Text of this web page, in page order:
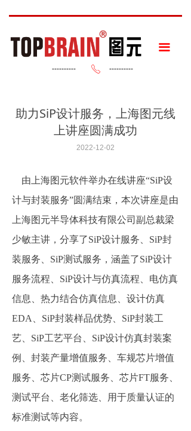
ꂅ
---------- ----------
끀
助力SiP设计服务，上海图元线
上讲座圆满成功
由上海图元软件举办在线讲座“SiP设
计与封装服务”圆满结束，本次讲座是由
上海图元半导体科技有限公司副总裁梁
少敏主讲，分享了SiP设计服务、SiP封
装服务、SiP测试服务，涵盖了SiP设计
服务流程、SiP设计与仿真流程、电仿真
信息、热力结合仿真信息、设计仿真
EDA、SiP封装样品优势、SiP封装工
艺、SiP工艺平台、SiP设计仿真封装案
例、封装产量增值服务、车规芯片增值
服务、芯片CP测试服务、芯片FT服务、
测试平台、老化筛选、用于质量认证的
标准测试等内容。
2022-12-02